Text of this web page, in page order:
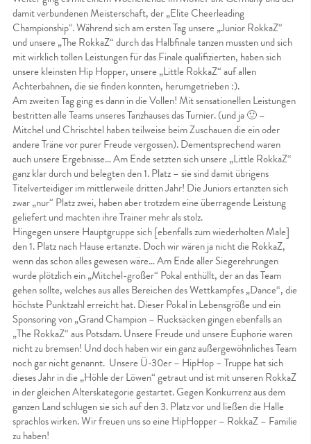
damit verbundenen Meisterschaft, der „Elite Cheerleading
Championship“. Während sich am ersten Tag unsere „Junior RokkaZ“
und unsere „The RokkaZ“ durch das Halbfinale tanzen mussten und sich
mit wirklich tollen Leistungen für das Finale qualifizierten, haben sich
unsere kleinsten Hip Hopper, unsere „Little RokkaZ“ auf allen
Achterbahnen, die sie finden konnten, herumgetrieben :).
Am zweiten Tag ging es dann in die Vollen! Mit sensationellen Leistungen
bestritten alle Teams unseres Tanzhauses das Turnier. (und ja 🙂 –
Mitchel und Chrischtel haben teilweise beim Zuschauen die ein oder
andere Träne vor purer Freude vergossen). Dementsprechend waren
auch unsere Ergebnisse… Am Ende setzten sich unsere „Little RokkaZ“
ganz klar durch und belegten den 1. Platz – sie sind damit übrigens
Titelverteidiger im mittlerweile dritten Jahr! Die Juniors ertanzten sich
zwar „nur“ Platz zwei, haben aber trotzdem eine überragende Leistung
geliefert und machten ihre Trainer mehr als stolz.
Hingegen unsere Hauptgruppe sich [ebenfalls zum wiederholten Male]
den 1. Platz nach Hause ertanzte. Doch wir wären ja nicht die RokkaZ,
wenn das schon alles gewesen wäre… Am Ende aller Siegerehrungen
wurde plötzlich ein „Mitchel-großer“ Pokal enthüllt, der an das Team
gehen sollte, welches aus alles Bereichen des Wettkampfes „Dance“, die
höchste Punktzahl erreicht hat. Dieser Pokal in Lebensgröße und ein
Sponsoring von „Grand Champion – Rucksäcken gingen ebenfalls an
„The RokkaZ“ aus Potsdam. Unsere Freude und unsere Euphorie waren
nicht zu bremsen! Und doch haben wir ein ganz außergewöhnliches Team
noch gar nicht genannt. Unsere Ü-30er – HipHop – Truppe hat sich
dieses Jahr in die „Höhle der Löwen“ getraut und ist mit unseren RokkaZ
in der gleichen Alterskategorie gestartet. Gegen Konkurrenz aus dem
ganzen Land schlugen sie sich auf den 3. Platz vor und ließen die Halle
sprachlos wirken. Wir freuen uns so eine HipHopper – RokkaZ – Familie
zu haben!